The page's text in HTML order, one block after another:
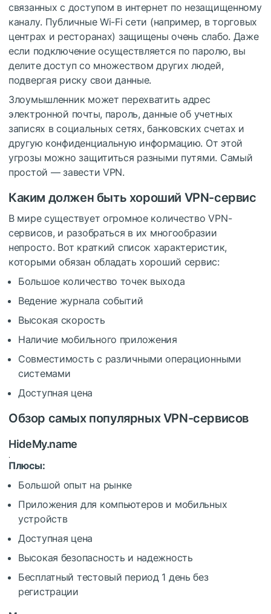
связанных с доступом в интернет по незащищенному
каналу. Публичные Wi-Fi сети (например, в торговых
центрах и ресторанах) защищены очень слабо. Даже
если подключение осуществляется по паролю, вы
делите доступ со множеством других людей,
подвергая риску свои данные.
Злоумышленник может перехватить адрес
электронной почты, пароль, данные об учетных
записях в социальных сетях, банковских счетах и
другую конфиденциальную информацию. От этой
угрозы можно защититься разными путями. Самый
простой — завести VPN.
Каким должен быть хороший VPN-сервис
В мире существует огромное количество VPN-
сервисов, и разобраться в их многообразии
непросто. Вот краткий список характеристик,
которыми обязан обладать хороший сервис:
Большое количество точек выхода
Ведение журнала событий
Высокая скорость
Наличие мобильного приложения
Совместимость с различными операционными
системами
Доступная цена
Обзор самых популярных VPN-сервисов
HideMy.name
Плюсы:
Большой опыт на рынке
Приложения для компьютеров и мобильных
устройств
Доступная цена
Высокая безопасность и надежность
Бесплатный тестовый период 1 день без
регистрации